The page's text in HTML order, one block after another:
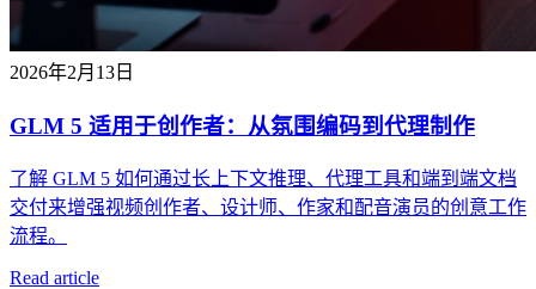
2026年2月13日
GLM 5 适用于创作者：从氛围编码到代理制作
了解 GLM 5 如何通过长上下文推理、代理工具和端到端文档
交付来增强视频创作者、设计师、作家和配音演员的创意工作
流程。
Read article